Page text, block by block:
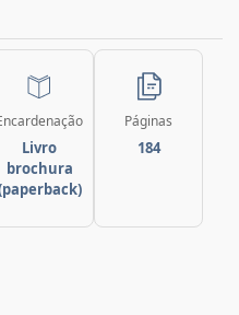
Livro
brochura
Páginas
184